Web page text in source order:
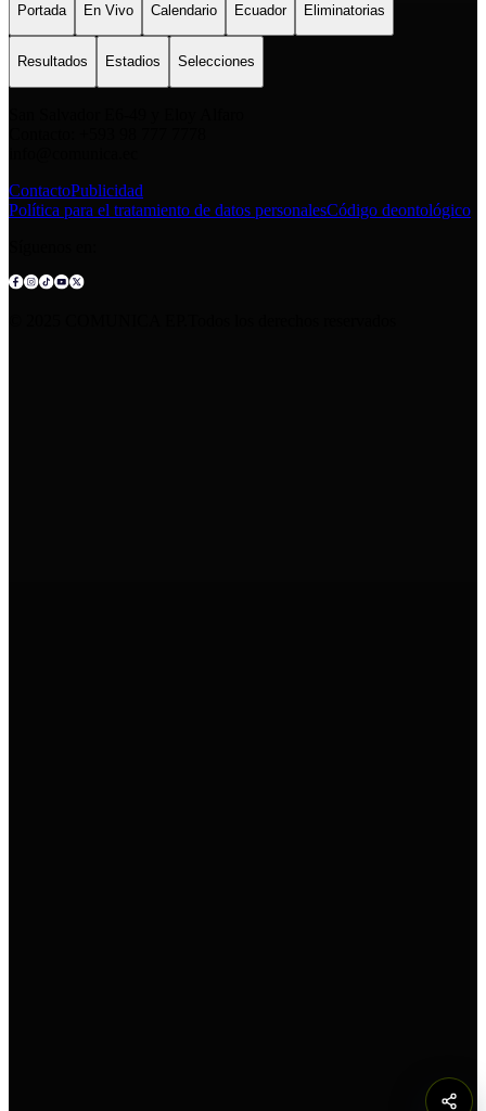
Portada En Vivo Calendario Ecuador Eliminatorias
Resultados Estadios Selecciones
ContactoPublicidad
Política para el tratamiento de datos personalesCódigo deontológico